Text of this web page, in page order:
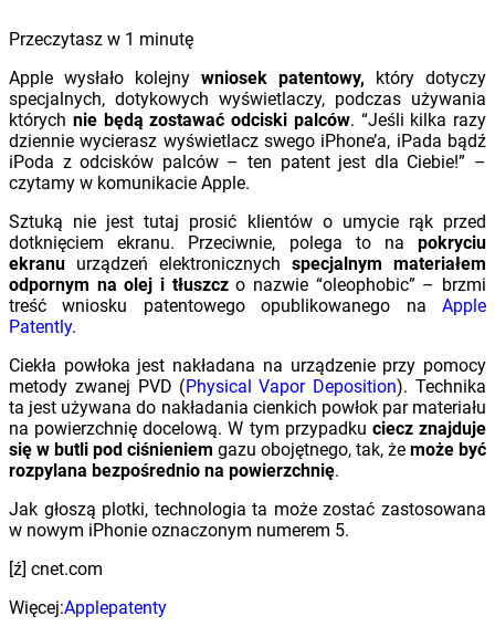
Przeczytasz w 1 minutę
Apple wysłało kolejny wniosek patentowy, który dotyczy
specjalnych, dotykowych wyświetlaczy, podczas używania
których nie będą zostawać odciski palców. “Jeśli kilka razy
dziennie wycierasz wyświetlacz swego iPhone’a, iPada bądź
iPoda z odcisków palców – ten patent jest dla Ciebie!” –
czytamy w komunikacie Apple.
Sztuką nie jest tutaj prosić klientów o umycie rąk przed
dotknięciem ekranu. Przeciwnie, polega to na pokryciu
ekranu urządzeń elektronicznych specjalnym materiałem
odpornym na olej i tłuszczo nazwie “oleophobic” – brzmi
treść wniosku patentowego opublikowanego na Apple
Patently.
Ciekła powłoka jest nakładana na urządzenie przy pomocy
metody zwanej PVD (Physical Vapor Deposition). Technika
ta jest używana do nakładania cienkich powłok par materiału
na powierzchnię docelową. W tym przypadku ciecz znajduje
się w butli pod ciśnieniem gazu obojętnego, tak, że może być
rozpylana bezpośrednio na powierzchnię.
Jak głoszą plotki, technologia ta może zostać zastosowana
w nowym iPhonie oznaczonym numerem 5.
[ź] cnet.com
Więcej:Applepatenty